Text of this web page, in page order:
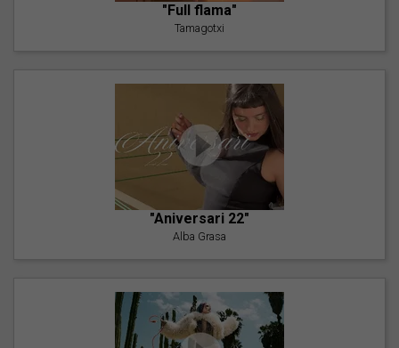
"Full flama"
Tamagotxi
"Aniversari 22"
Alba Grasa